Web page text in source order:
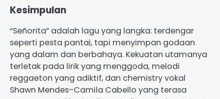
Kesimpulan
“Señorita” adalah lagu yang langka: terdengar
seperti pesta pantai, tapi menyimpan godaan
yang dalam dan berbahaya. Kekuatan utamanya
terletak pada lirik yang menggoda, melodi
reggaeton yang adiktif, dan chemistry vokal
Shawn Mendes–Camila Cabello yang terasa